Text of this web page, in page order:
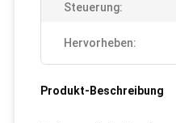
Steuerung:
Hervorheben:
Produkt-Beschreibung